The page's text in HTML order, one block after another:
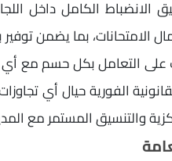
الانضباط الكامل داخل
الامتحانات، بما يضمن توفير
التعامل بكل حسم مع أي
الفورية حيال أي
والتنسيق المستمر مع